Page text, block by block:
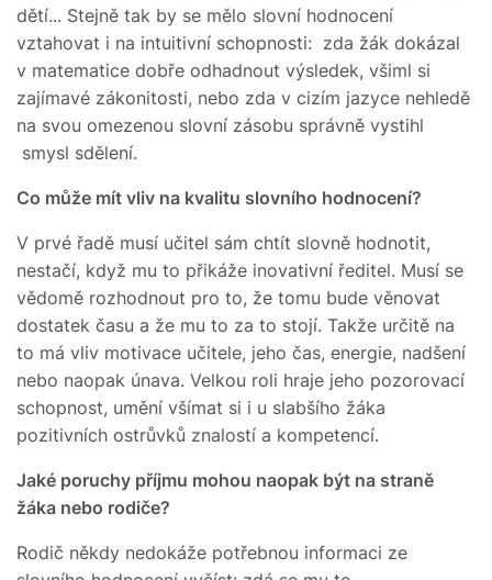
dětí... Stejně tak by se mělo slovní hodnocení
vztahovat i na intuitivní schopnosti: zda žák dokázal
v matematice dobře odhadnout výsledek, všiml si
zajímavé zákonitosti, nebo zda v cizím jazyce nehledě
na svou omezenou slovní zásobu správně vystihl
smysl sdělení.
Co může mít vliv na kvalitu slovního hodnocení?
V prvé řadě musí učitel sám chtít slovně hodnotit,
nestačí, když mu to přikáže inovativní ředitel. Musí se
vědomě rozhodnout pro to, že tomu bude věnovat
dostatek času a že mu to za to stojí. Takže určitě na
to má vliv motivace učitele, jeho čas, energie, nadšení
nebo naopak únava. Velkou roli hraje jeho pozorovací
schopnost, umění všímat si i u slabšího žáka
pozitivních ostrůvků znalostí a kompetencí.
Jaké poruchy příjmu mohou naopak být na straně
žáka nebo rodiče?
Rodič někdy nedokáže potřebnou informaci ze